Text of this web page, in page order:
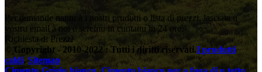
Per dumande nantu à i nostri prudutti o lista di prezzi, lasciate u
vostru email à noi è seremu in cuntattu in 24 ore.
Richiesta di Prezzi
© Copyright - 2010-2022 : Tutti i diritti riservati.I prudutti
caldi,Sitemap